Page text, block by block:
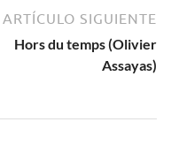
ARTÍCULO SIGUIENTE
Hors du temps (Olivier
Assayas)